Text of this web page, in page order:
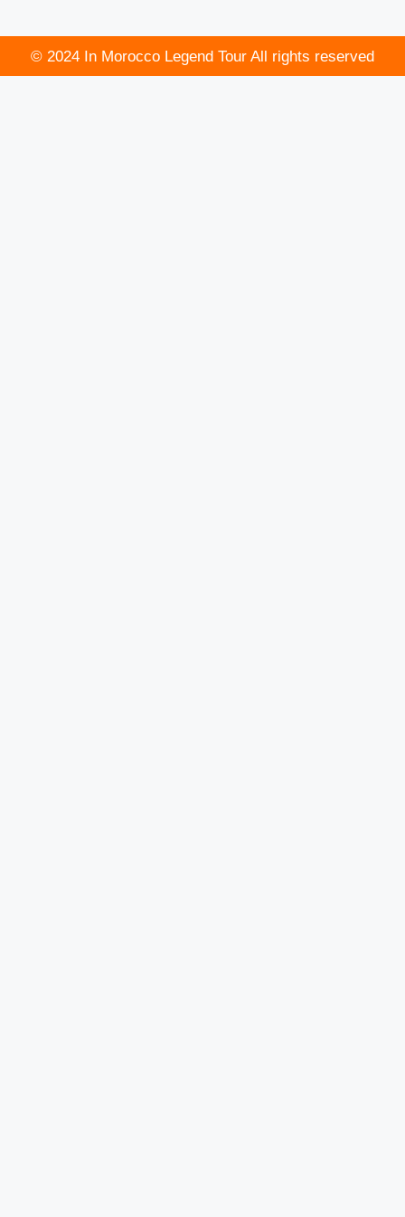
© 2024 In Morocco Legend Tour All rights reserved